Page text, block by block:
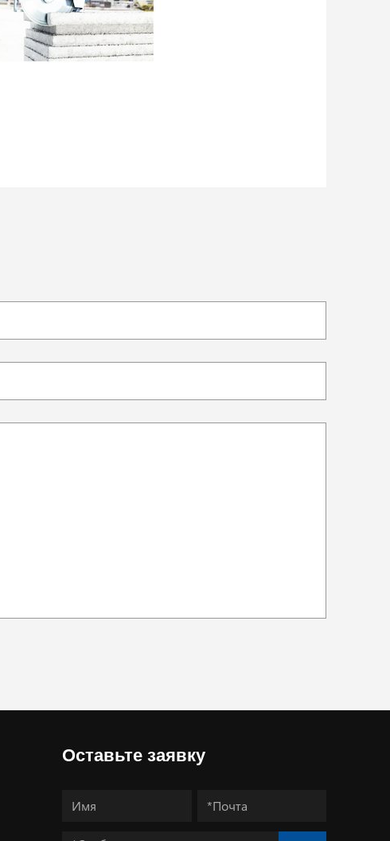
Оставьте заявку